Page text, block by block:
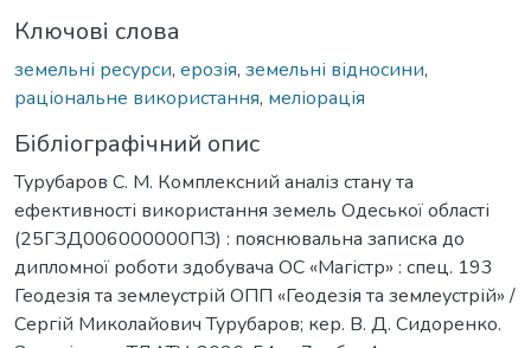
Ключові слова
земельні ресурси, ерозія, земельні відносини,
раціональне використання, меліорація
Бібліографічний опис
Турубаров С. М. Комплексний аналіз стану та
ефективності використання земель Одеської області
(25ГЗД006000000ПЗ) : пояснювальна записка до
дипломної роботи здобувача ОС «Магістр» : спец. 193
Геодезія та землеустрій ОПП «Геодезія та землеустрій» /
Сергій Миколайович Турубаров; кер. В. Д. Сидоренко.